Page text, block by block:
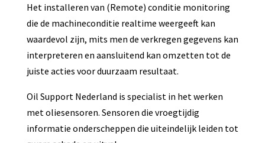
Het installeren van (Remote) conditie monitoring
die de machineconditie realtime weergeeft kan
waardevol zijn, mits men de verkregen gegevens kan
interpreteren en aansluitend kan omzetten tot de
juiste acties voor duurzaam resultaat.
Oil Support Nederland is specialist in het werken
met oliesensoren. Sensoren die vroegtijdig
informatie onderscheppen die uiteindelijk leiden tot